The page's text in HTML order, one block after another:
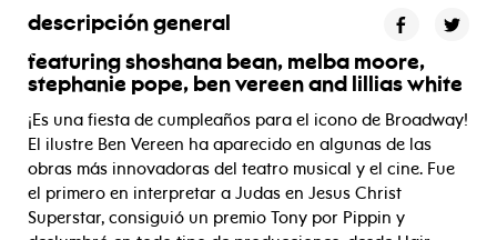
descripción general
featuring shoshana bean, melba moore,
stephanie pope, ben vereen and lillias white
¡Es una fiesta de cumpleaños para el icono de Broadway!
El ilustre Ben Vereen ha aparecido en algunas de las
obras más innovadoras del teatro musical y el cine. Fue
el primero en interpretar a Judas en Jesus Christ
Superstar, consiguió un premio Tony por Pippin y